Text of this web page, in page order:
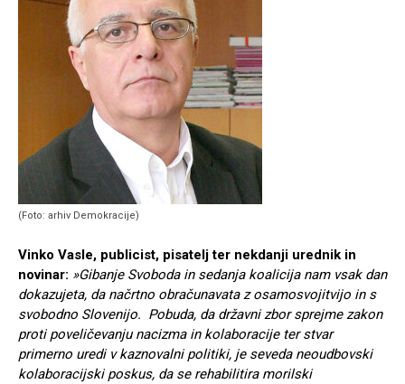
(Foto: arhiv Demokracije)
Vinko Vasle, publicist, pisatelj ter nekdanji urednik in
novinar: »Gibanje Svoboda in sedanja koalicija nam vsak dan
dokazujeta, da načrtno obračunavata z osamosvojitvijo in s
svobodno Slovenijo. Pobuda, da državni zbor sprejme zakon
proti poveličevanju nacizma in kolaboracije ter stvar
primerno uredi v kaznovalni politiki, je seveda neoudbovski
kolaboracijski poskus, da se rehabilitira morilski